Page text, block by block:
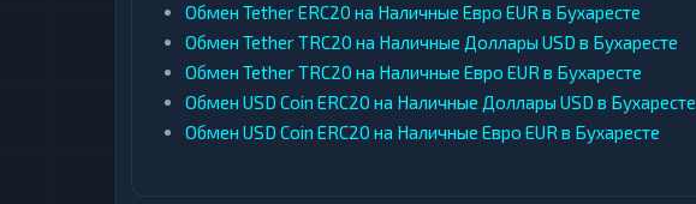
Обмен Tether ERC20 на Наличные Евро EUR в Бухаресте
Обмен Tether TRC20 на Наличные Доллары USD в Бухаресте
Обмен Tether TRC20 на Наличные Евро EUR в Бухаресте
Обмен USD Coin ERC20 на Наличные Доллары USD в Бухаресте
Обмен USD Coin ERC20 на Наличные Евро EUR в Бухаресте